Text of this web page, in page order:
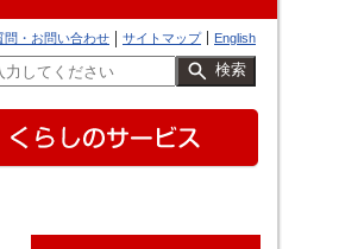
English
サイトマップ
問・お問い合わせ
検索